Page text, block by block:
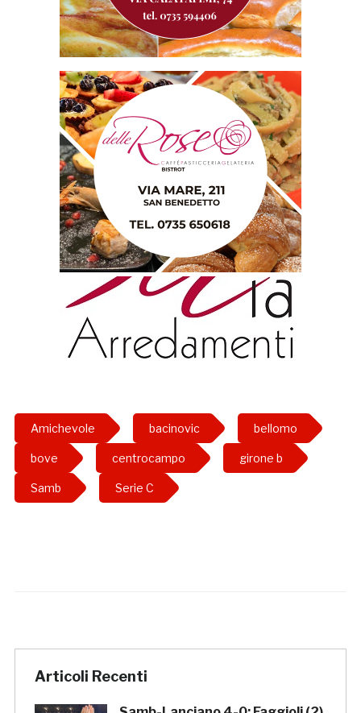
Amichevole bacinovic bellomo
bove centrocampo girone b
Samb Serie C
Articoli Recenti